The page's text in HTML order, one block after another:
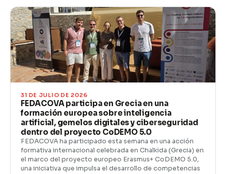
31 DE JULIO DE 2026
FEDACOVA participa en Grecia en una
formación europea sobre inteligencia
artificial, gemelos digitales y ciberseguridad
dentro del proyecto CoDEMO 5.0
FEDACOVA ha participado esta semana en una acción
formativa internacional celebrada en Chalkida (Grecia) en
el marco del proyecto europeo Erasmus+ CoDEMO 5.0,
una iniciativa que impulsa el desarrollo de competencias